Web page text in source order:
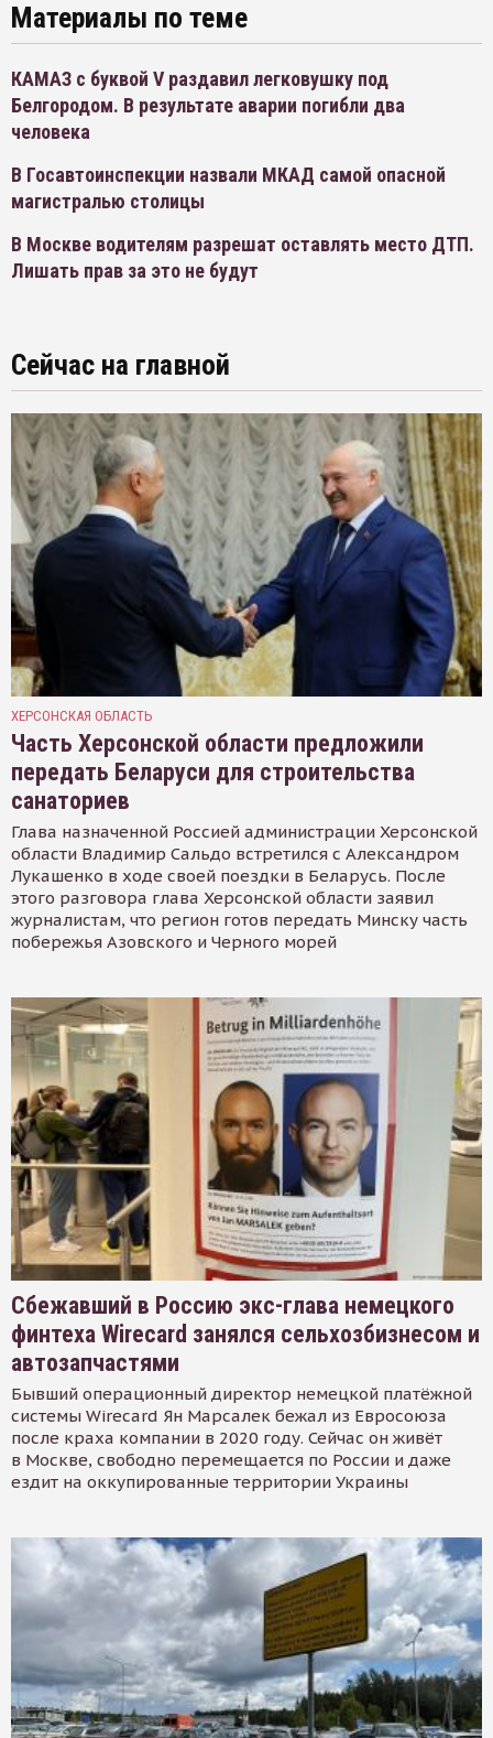
Материалы по теме
КАМАЗ с буквой V раздавил легковушку под
Белгородом. В результате аварии погибли два
человека
В Госавтоинспекции назвали МКАД самой опасной
магистралью столицы
В Москве водителям разрешат оставлять место ДТП.
Лишать прав за это не будут
Сейчас на главной
ХЕРСОНСКАЯ ОБЛАСТЬ
Часть Херсонской области предложили
передать Беларуси для строительства
санаториев
Глава назначенной Россией администрации Херсонской
области Владимир Сальдо встретился с Александром
Лукашенко в ходе своей поездки в Беларусь. После
этого разговора глава Херсонской области заявил
журналистам, что регион готов передать Минску часть
побережья Азовского и Черного морей
Сбежавший в Россию экс-глава немецкого
финтеха Wirecard занялся сельхозбизнесом и
автозапчастями
Бывший операционный директор немецкой платёжной
системы Wirecard Ян Марсалек бежал из Евросоюза
после краха компании в 2020 году. Сейчас он живёт
в Москве, свободно перемещается по России и даже
ездит на оккупированные территории Украины